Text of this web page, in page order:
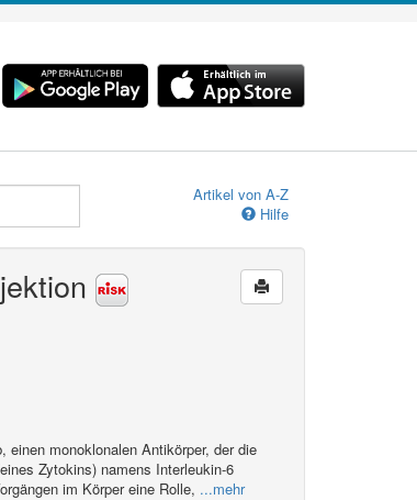
Artikel von A-Z
Hilfe
monoklonalen Antikörper, der die
Zytokins) namens Interleukin-6
im Körper eine Rolle, ...mehr